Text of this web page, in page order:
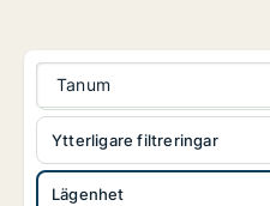
Tanum
Lägenhet
Ytterligare filtreringar